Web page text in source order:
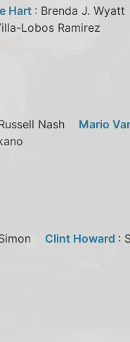
Hart : Brenda J.
Lobos Ramirez
Nash Mario
Clint Howard :